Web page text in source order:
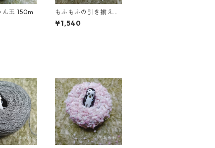
えすにしゃん玉 150m
もふもふの引き揃え糸
もーぶ 100m
¥1,540